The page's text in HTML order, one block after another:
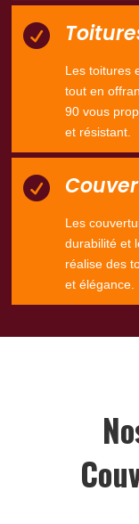

Les toitures
tout en
90 vous
et résistant.

Les
durabilité et
réalise des
et élégance.